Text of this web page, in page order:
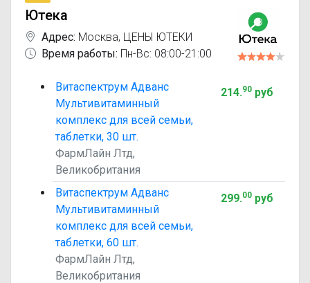
Ютека
Адрес: Москва, ЦЕНЫ ЮТЕКИ
Время работы: Пн-Вс: 08:00-21:00
Витаспектрум Адванс
Мультивитаминный
комплекс для всей семьи,
таблетки, 30 шт.
ФармЛайн Лтд,
Великобритания
214.90руб
Витаспектрум Адванс
Мультивитаминный
комплекс для всей семьи,
таблетки, 60 шт.
ФармЛайн Лтд,
Великобритания
299.00руб